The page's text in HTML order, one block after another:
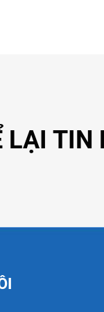
LẠI TIN